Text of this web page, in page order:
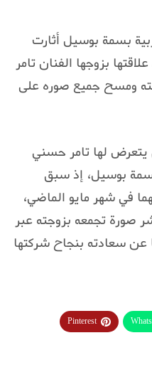
بسمة بوسيل أثارت
بزوجها الفنان تامر
ومسح جميع صوره على
يتعرض لها تامر حسني
بوسيل، إذ سبق
في شهر مايو الماضي،
صورة تجمعه بزوجته عبر
عن سعادته بنجاح شركتها
Pinterest